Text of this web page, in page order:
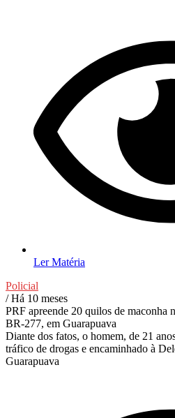
Ler Matéria
Policial
/ Há 10 meses
PRF apreende 20 quilos de maconha
BR-277, em Guarapuava
Diante dos fatos, o homem, de 21
tráfico de drogas e encaminhado à
Guarapuava